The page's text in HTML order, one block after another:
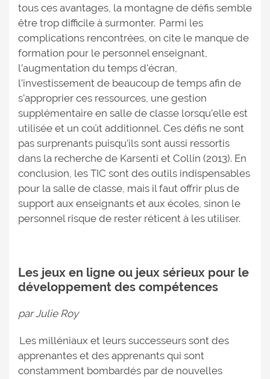
tous ces avantages, la montagne de défis semble
être trop difficile à surmonter. Parmi les
complications rencontrées, on cite le manque de
formation pour le personnel enseignant,
l’augmentation du temps d’écran,
l’investissement de beaucoup de temps afin de
s’approprier ces ressources, une gestion
supplémentaire en salle de classe lorsqu’elle est
utilisée et un coût additionnel. Ces défis ne sont
pas surprenants puisqu’ils sont aussi ressortis
dans la recherche de Karsenti et Collin (2013). En
conclusion, les TIC sont des outils indispensables
pour la salle de classe, mais il faut offrir plus de
support aux enseignants et aux écoles, sinon le
personnel risque de rester réticent à les utiliser.
Les jeux en ligne ou jeux sérieux pour le
développement des compétences
par Julie Roy
Les milléniaux et leurs successeurs sont des
apprenantes et des apprenants qui sont
constamment bombardés par de nouvelles